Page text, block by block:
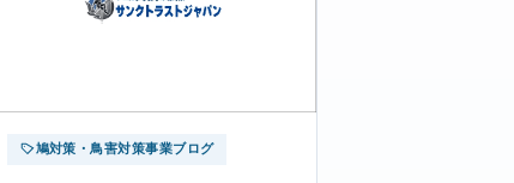
鳩対策・鳥害対策事業ブログ